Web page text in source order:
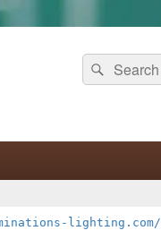
Search
for:
Search
lighting.com/